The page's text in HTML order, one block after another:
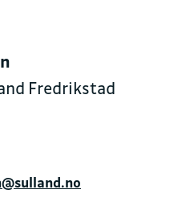
Fredrikstad